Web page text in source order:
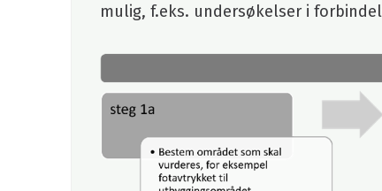
mulig, f.eks. undersøkelser i